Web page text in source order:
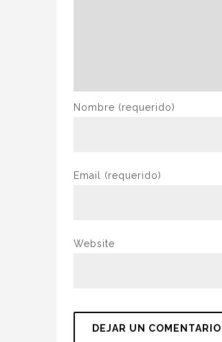
Nombre (requerido)
Email (requerido)
Website